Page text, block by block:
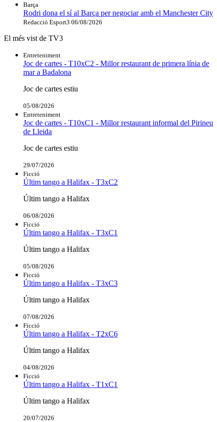
Barça
Rodri dona el sí al Barça per negociar amb el Manchester City
Redacció Esport3 06/08/2026
El més vist de TV3
Entreteniment
Joc de cartes - T10xC2 - Millor restaurant de primera línia de
mar a Badalona
Joc de cartes estiu
05/08/2026
Entreteniment
Joc de cartes - T10xC1 - Millor restaurant informal del Pirineu
de Lleida
Joc de cartes estiu
29/07/2026
Ficció
Últim tango a Halifax - T3xC2
Últim tango a Halifax
06/08/2026
Ficció
Últim tango a Halifax - T3xC1
Últim tango a Halifax
05/08/2026
Ficció
Últim tango a Halifax - T3xC3
Últim tango a Halifax
07/08/2026
Ficció
Últim tango a Halifax - T2xC6
Últim tango a Halifax
04/08/2026
Ficció
Últim tango a Halifax - T1xC1
Últim tango a Halifax
20/07/2026